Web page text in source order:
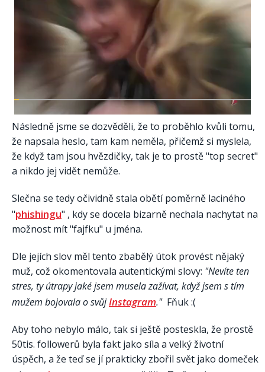
Následně jsme se dozvěděli, že to proběhlo kvůli tomu,
že napsala heslo, tam kam neměla, přičemž si myslela,
že když tam jsou hvězdičky, tak je to prostě "top secret"
a nikdo jej vidět nemůže.
Slečna se tedy očividně stala obětí poměrně laciného
"phishingu" , kdy se docela bizarně nechala nachytat na
možnost mít "fajfku" u jména.
Dle jejích slov měl tento zbabělý útok provést nějaký
muž, což okomentovala autentickými slovy: "Nevíte ten
stres, ty útrapy jaké jsem musela zažívat, když jsem s tím
mužem bojovala o svůjInstagram."Fňuk :(
Aby toho nebylo málo, tak si ještě posteskla, že prostě
50tis. followerů byla fakt jako síla a velký životní
úspěch, a že teď se jí prakticky zbořil svět jako domeček